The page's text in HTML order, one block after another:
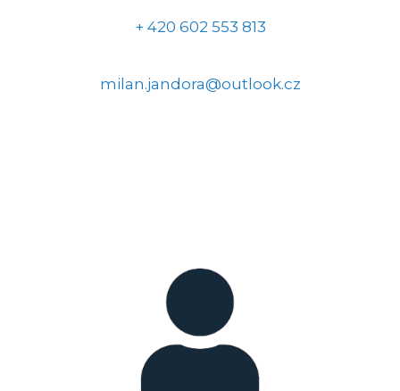
+ 420 602 553 813
milan.jandora@outlook.cz